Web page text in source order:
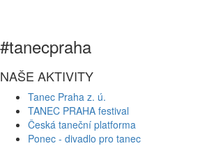
#tanecpraha
NAŠE AKTIVITY
Tanec Praha z. ú.
TANEC PRAHA festival
Česká taneční platforma
Ponec - divadlo pro tanec